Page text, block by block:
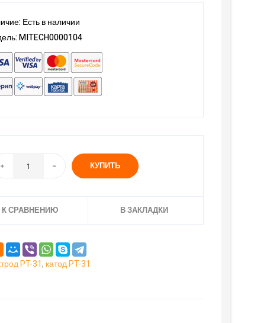
Есть в наличии
MITECH0000104
КУПИТЬ
К СРАВНЕНИЮ В ЗАКЛАДКИ
PT-31, катод PT-31